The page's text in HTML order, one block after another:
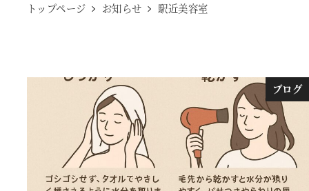
トップページ お知らせ 駅近美容室
ブログ